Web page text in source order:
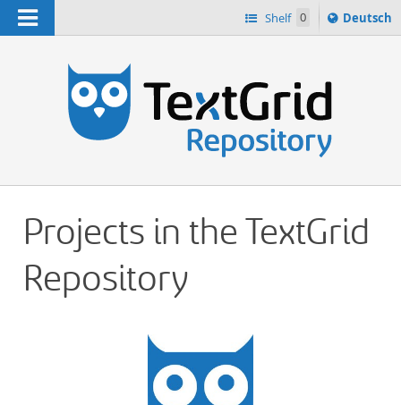
Navigation Shelf 0
Sprache
ï¿½ndern
Deutsch
Projects in the TextGrid
Repository